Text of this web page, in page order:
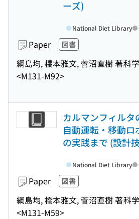
ーズ)
Paper 図書
綱島均, 橋本雅文, 菅沼直樹 著科
<M131-M92>
National Diet Library
カルマンフィルタ
自動運転・移動ロ
の実践まで (設計
Paper 図書
綱島均, 橋本雅文, 菅沼直樹 著科
<M131-M59>
National Diet Library